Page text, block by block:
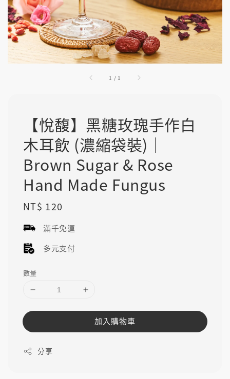
1 / 1
【悅馥】黑糖玫瑰手作白
木耳飲 (濃縮袋裝)｜
Brown Sugar & Rose
Hand Made Fungus
Regular
NT$ 120
滿千免運
多元支付
數量
加入購物車
分享